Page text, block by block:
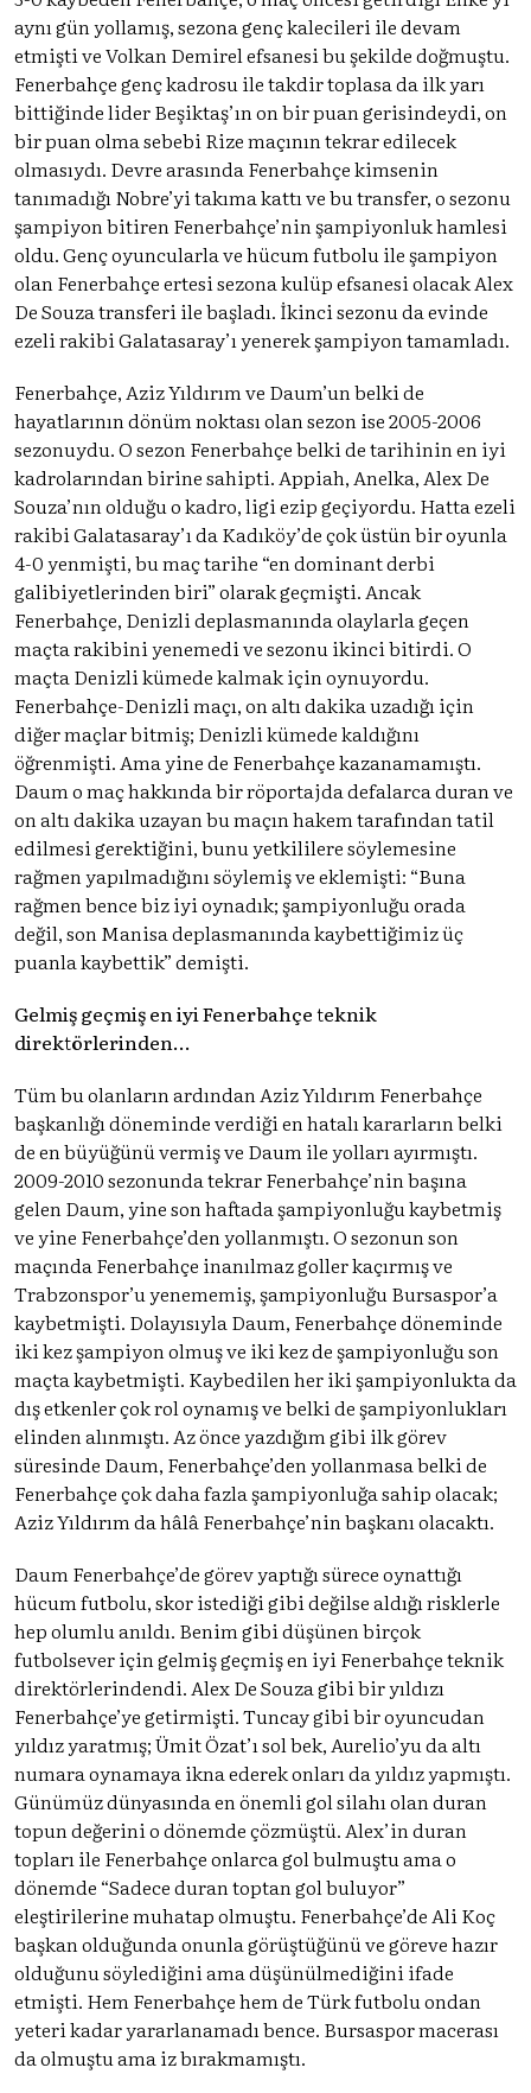
aynı gün yollamış, sezona genç kalecileri ile devam
etmişti ve Volkan Demirel efsanesi bu şekilde doğmuştu.
Fenerbahçe genç kadrosu ile takdir toplasa da ilk yarı
bittiğinde lider Beşiktaş’ın on bir puan gerisindeydi, on
bir puan olma sebebi Rize maçının tekrar edilecek
olmasıydı. Devre arasında Fenerbahçe kimsenin
tanımadığı Nobre’yi takıma kattı ve bu transfer, o sezonu
şampiyon bitiren Fenerbahçe’nin şampiyonluk hamlesi
oldu. Genç oyuncularla ve hücum futbolu ile şampiyon
olan Fenerbahçe ertesi sezona kulüp efsanesi olacak Alex
De Souza transferi ile başladı. İkinci sezonu da evinde
ezeli rakibi Galatasaray’ı yenerek şampiyon tamamladı.
Fenerbahçe, Aziz Yıldırım ve Daum’un belki de
hayatlarının dönüm noktası olan sezon ise 2005-2006
sezonuydu. O sezon Fenerbahçe belki de tarihinin en iyi
kadrolarından birine sahipti. Appiah, Anelka, Alex De
Souza’nın olduğu o kadro, ligi ezip geçiyordu. Hatta ezeli
rakibi Galatasaray’ı da Kadıköy’de çok üstün bir oyunla
4-0 yenmişti, bu maç tarihe “en dominant derbi
galibiyetlerinden biri” olarak geçmişti. Ancak
Fenerbahçe, Denizli deplasmanında olaylarla geçen
maçta rakibini yenemedi ve sezonu ikinci bitirdi. O
maçta Denizli kümede kalmak için oynuyordu.
Fenerbahçe-Denizli maçı, on altı dakika uzadığı için
diğer maçlar bitmiş; Denizli kümede kaldığını
öğrenmişti. Ama yine de Fenerbahçe kazanamamıştı.
Daum o maç hakkında bir röportajda defalarca duran ve
on altı dakika uzayan bu maçın hakem tarafından tatil
edilmesi gerektiğini, bunu yetkililere söylemesine
rağmen yapılmadığını söylemiş ve eklemişti: “Buna
rağmen bence biz iyi oynadık; şampiyonluğu orada
değil, son Manisa deplasmanında kaybettiğimiz üç
puanla kaybettik” demişti.
Gelmiş geçmiş en iyi Fenerbahçe teknik
direktörlerinden…
Tüm bu olanların ardından Aziz Yıldırım Fenerbahçe
başkanlığı döneminde verdiği en hatalı kararların belki
de en büyüğünü vermiş ve Daum ile yolları ayırmıştı.
2009-2010 sezonunda tekrar Fenerbahçe’nin başına
gelen Daum, yine son haftada şampiyonluğu kaybetmiş
ve yine Fenerbahçe’den yollanmıştı. O sezonun son
maçında Fenerbahçe inanılmaz goller kaçırmış ve
Trabzonspor’u yenememiş, şampiyonluğu Bursaspor’a
kaybetmişti. Dolayısıyla Daum, Fenerbahçe döneminde
iki kez şampiyon olmuş ve iki kez de şampiyonluğu son
maçta kaybetmişti. Kaybedilen her iki şampiyonlukta da
dış etkenler çok rol oynamış ve belki de şampiyonlukları
elinden alınmıştı. Az önce yazdığım gibi ilk görev
süresinde Daum, Fenerbahçe’den yollanmasa belki de
Fenerbahçe çok daha fazla şampiyonluğa sahip olacak;
Aziz Yıldırım da hâlâ Fenerbahçe’nin başkanı olacaktı.
Daum Fenerbahçe’de görev yaptığı sürece oynattığı
hücum futbolu, skor istediği gibi değilse aldığı risklerle
hep olumlu anıldı. Benim gibi düşünen birçok
futbolsever için gelmiş geçmiş en iyi Fenerbahçe teknik
direktörlerindendi. Alex De Souza gibi bir yıldızı
Fenerbahçe’ye getirmişti. Tuncay gibi bir oyuncudan
yıldız yaratmış; Ümit Özat’ı sol bek, Aurelio’yu da altı
numara oynamaya ikna ederek onları da yıldız yapmıştı.
Günümüz dünyasında en önemli gol silahı olan duran
topun değerini o dönemde çözmüştü. Alex’in duran
topları ile Fenerbahçe onlarca gol bulmuştu ama o
dönemde “Sadece duran toptan gol buluyor”
eleştirilerine muhatap olmuştu. Fenerbahçe’de Ali Koç
başkan olduğunda onunla görüştüğünü ve göreve hazır
olduğunu söylediğini ama düşünülmediğini ifade
etmişti. Hem Fenerbahçe hem de Türk futbolu ondan
yeteri kadar yararlanamadı bence. Bursaspor macerası
da olmuştu ama iz bırakmamıştı.